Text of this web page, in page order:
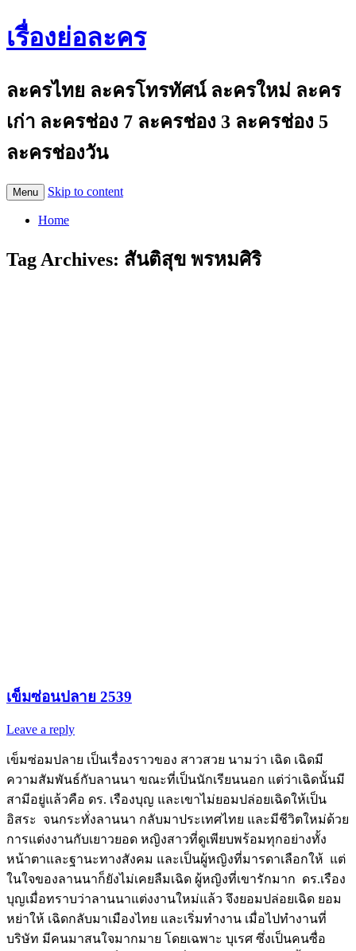
เรื่องย่อละคร
ละครไทย ละครโทรทัศน์ ละครใหม่ ละคร
เก่า ละครช่อง 7 ละครช่อง 3 ละครช่อง 5
ละครช่องวัน
Menu Skip to content
Home
Tag Archives: สันติสุข พรหมศิริ
เข็มซ่อนปลาย 2539
Leave a reply
เข็มซ่อมปลาย เป็นเรื่องราวของ สาวสวย นามว่า เฉิด เฉิดมี
ความสัมพันธ์กับลานนา ขณะที่เป็นนักเรียนนอก แต่ว่าเฉิดนั้นมี
สามีอยู่แล้วคือ ดร. เรืองบุญ และเขาไม่ยอมปล่อยเฉิดให้เป็น
อิสระ จนกระทั่งลานนา กลับมาประเทศไทย และมีชีวิตใหม่ด้วย
การแต่งงานกับเยาวยอด หญิงสาวที่ดูเพียบพร้อมทุกอย่างทั้ง
หน้าตาและฐานะทางสังคม และเป็นผู้หญิงที่มารดาเลือกให้ แต่
ในใจของลานนาก็ยังไม่เคยลืมเฉิด ผู้หญิงที่เขารักมาก ดร.เรือง
บุญเมื่อทราบว่าลานนาแต่งงานใหม่แล้ว จึงยอมปล่อยเฉิด ยอม
หย่าให้ เฉิดกลับมาเมืองไทย และเริ่มทำงาน เมื่อไปทำงานที่
บริษัท มีคนมาสนใจมากมาย โดยเฉพาะ บุเรศ ซึ่งเป็นคนซื่อ